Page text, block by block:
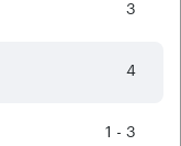
3
4
1 - 3